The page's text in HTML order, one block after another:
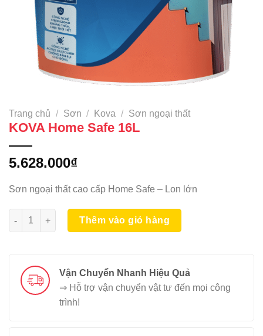
Trang chủ / Sơn / Kova / Sơn ngoại thất
KOVA Home Safe 16L
5.628.000₫
Sơn ngoại thất cao cấp Home Safe – Lon lớn
KOVA Home Safe 16L số lượng
Thêm vào giỏ hàng
Vận Chuyển Nhanh Hiệu Quả
⇒ Hỗ trợ vận chuyển vật tư đến mọi công
trình!